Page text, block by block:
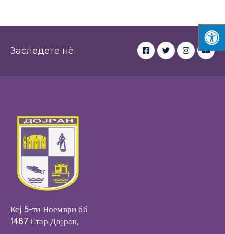
Заследете нè
Кеј 5-ти Ноември бб
1487 Стар Дојран,